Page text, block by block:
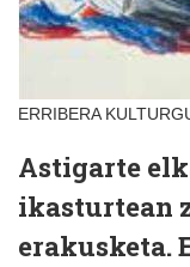
ERRIBERA
Astigarte
ikasturtean
erakusketa.